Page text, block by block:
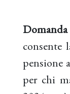
consente
pensione
per chi